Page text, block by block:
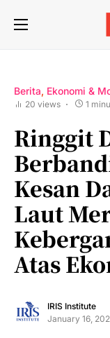
Berita Ekonomi &
20 views 1
Ringgit
Kesan
Laut
Atas
IRIS Institute
January 16,